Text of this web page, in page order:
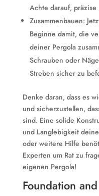
Achte darauf,
Zusammenbauen:
Beginne damit, die
deiner Pergola
Schrauben oder
Streben sicher zu
Denke daran, dass es
und sicherzustellen,
sind. Eine solide
und Langlebigkeit
oder weitere Hilfe
Experten um Rat zu
eigenen Pergola!
Foundation